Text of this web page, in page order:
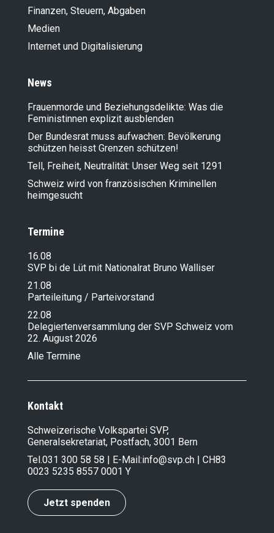
Finanzen, Steuern, Abgaben
Medien
Internet und Digitalisierung
News
Frauenmorde und Beziehungsdelikte: Was die
Feministinnen explizit ausblenden
Der Bundesrat muss aufwachen: Bevölkerung
schützen heisst Grenzen schützen!
Tell, Freiheit, Neutralität: Unser Weg seit 1291
Schweiz wird von französischen Kriminellen
heimgesucht
Termine
16.08
SVP bi de Lüt mit Nationalrat Bruno Walliser
21.08
Parteileitung / Parteivorstand
22.08
Delegiertenversammlung der SVP Schweiz vom
22. August 2026
Alle Termine
Kontakt
Schweizerische Volkspartei SVP,
Generalsekretariat, Postfach, 3001 Bern
Tel.031 300 58 58 | E-Mail:info@svp.ch | CH83
0023 5235 8557 0001 Y
Jetzt spenden